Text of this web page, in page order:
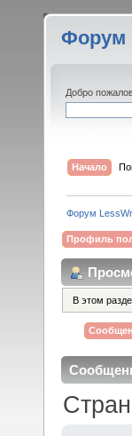
Форум
Добро
Начало
Форум
Профиль
В этом